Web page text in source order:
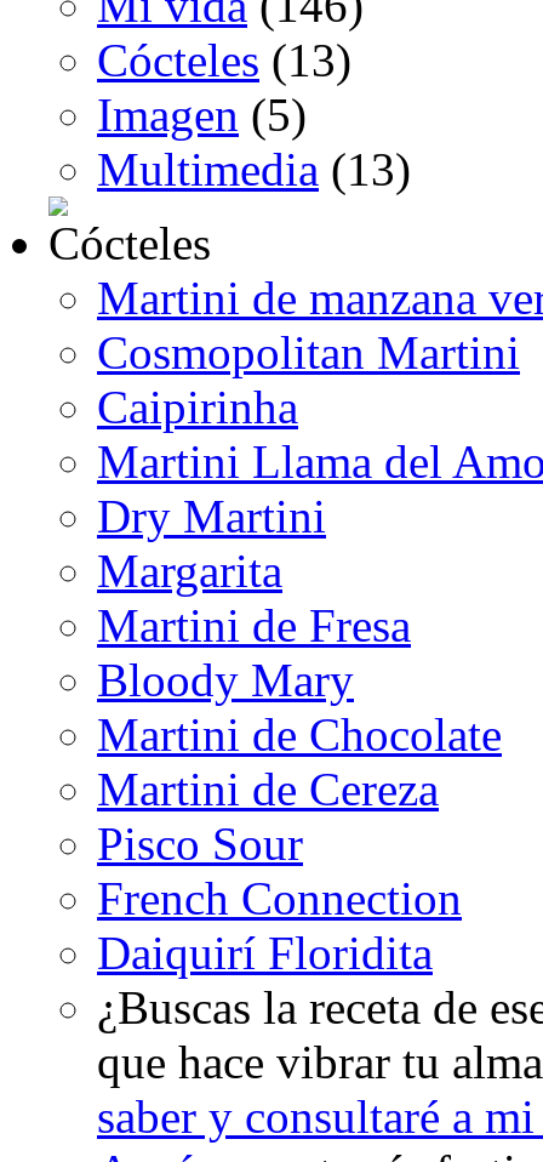
Cócteles (13)
Imagen (5)
Multimedia (13)
Martini de manzana
Cosmopolitan Martini
Caipirinha
Martini Llama del
Dry Martini
Margarita
Martini de Fresa
Bloody Mary
Martini de Chocolate
Martini de Cereza
Pisco Sour
French Connection
Daiquirí Floridita
¿Buscas la receta de
que hace vibrar tu
saber y consultaré a